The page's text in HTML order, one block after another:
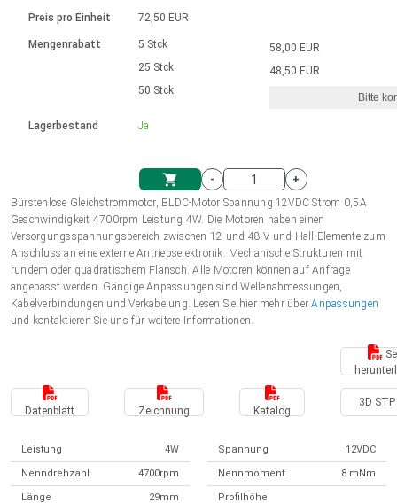
Einheitssystem
Einkaufswagen
Hubmagnete
230 - 50 Hz | 110 - 60 Hz
Drehzahlregelung für die AIS-Serie
Bürstenlose Gleichstrommotoren
mit Planetengetriebe und internem
Ø 28-42| 1-1400 rpm | <= 290Ncm
Bürstenlose DC Motor Controller
Gleichstrommotoren mit
Schneckengetriebe und Bürsten
Ø43-124mm | 31-425rpm | ≤ 41Nm
Treiber für Gleichstrommotoren mit
Synchron-Asynchron | für 1-4 Elektrozylinder
Synchron-Asynchron | für 1-4 Elektrozylinder
Français (EUR)
Polski (EUR)
Norsk (NOK)
Suomi (EUR)
Preis pro Einheit
Mengenrabatt
Lagerbestand
72,50 EUR
5 Stck
25 Stck
50 Stck
Ja
58,00 EUR
48,50 EUR
Bitte
-
+
Bürstenlose Gleichstrommotor, BLDC-Motor Spannung 12VDC Strom 0,5A
Geschwindigkeit 4700rpm Leistung 4W. Die Motoren haben einen
Versorgungsspannungsbereich zwischen 12 und 48 V und Hall-Elemente zum
Anschluss an eine externe Antriebselektronik. Mechanische Strukturen mit
rundem oder quadratischem Flansch. Alle Motoren können auf Anfrage
angepasst werden. Gängige Anpassungen sind Wellenabmessungen,
Kabelverbindungen und Verkabelung. Lesen Sie hier mehr überAnpassungen
und kontaktieren Sie uns für weitere Informationen.
Datenblatt Zeichnung Katalog
3D STP
Leistung 4W Spannung 12VDC
Nenndrehzahl 4700rpm Nennmoment 8 mNm
Länge 29mm Profilhöhe